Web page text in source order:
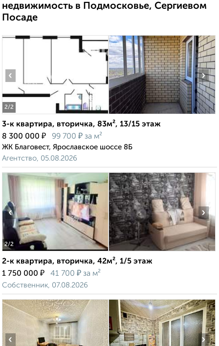
недвижимость в Подмосковье, Сергиевом
Посаде
2/2
‹ ›
3-к квартира, вторичка, 83м², 13/15 этаж
8 300 000 ₽ 99 700 ₽ за м²
ЖК Благовест, Ярославское шоссе 8Б
Агентство, 05.08.2026
2/2
‹ ›
2-к квартира, вторичка, 42м², 1/5 этаж
1 750 000 ₽ 41 700 ₽ за м²
Собственник, 07.08.2026
‹ ›